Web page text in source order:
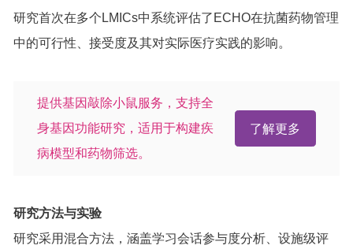
研究首次在多个LMICs中系统评估了ECHO在抗菌药物管理
中的可行性、接受度及其对实际医疗实践的影响。
提供基因敲除小鼠服务，支持全
身基因功能研究，适用于构建疾
病模型和药物筛选。
了解更多
研究方法与实验
研究采用混合方法，涵盖学习会话参与度分析、设施级评